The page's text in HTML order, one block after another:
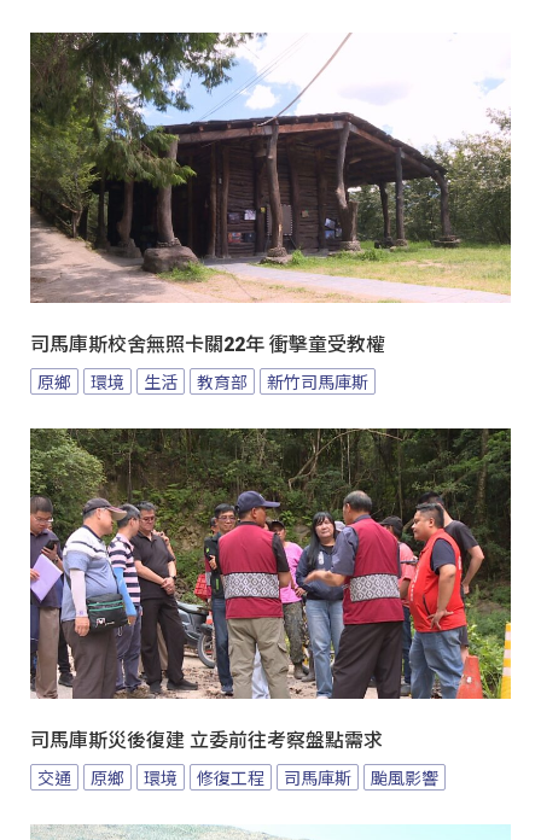
司馬庫斯校舍無照卡關22年 衝擊童受教權
原鄉 環境 生活 教育部 新竹司馬庫斯
司馬庫斯災後復建 立委前往考察盤點需求
交通 原鄉 環境 修復工程 司馬庫斯 颱風影響